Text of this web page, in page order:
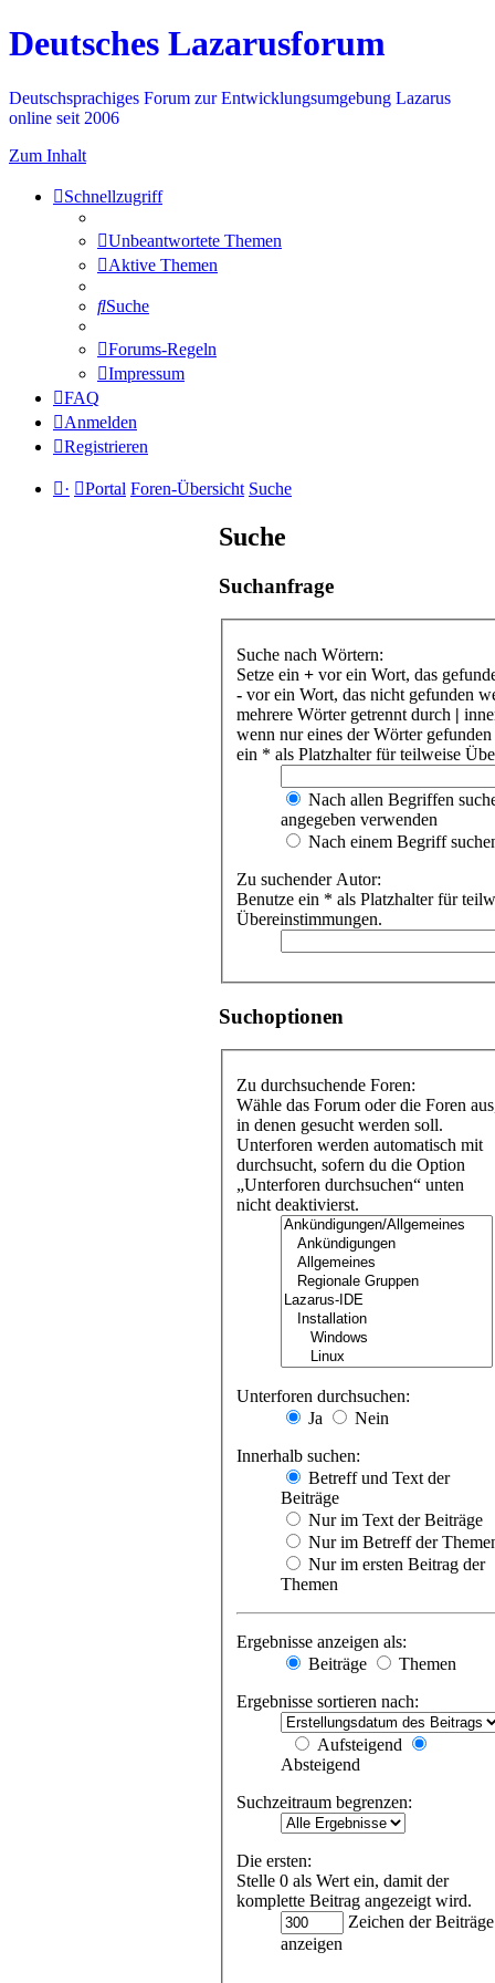
Deutsches Lazarusforum
Deutschsprachiges Forum zur Entwicklungsumgebung Lazarus
online seit 2006
Zum Inhalt
Schnellzugriff
Unbeantwortete Themen
Aktive Themen
Suche
Forums-Regeln
Impressum
FAQ
Anmelden
Registrieren
· Portal Foren-Übersicht Suche
Suche
Suchanfrage
Suche nach Wörtern:
Setze ein + vor ein Wort, das
- vor ein Wort, das nicht gefunden
mehrere Wörter getrennt durch |
wenn nur eines der Wörter
ein * als Platzhalter für teilweise
Nach allen Begriffen
angegeben verwenden
Nach einem Begriff
Zu suchender Autor:
Benutze ein * als Platzhalter für
Übereinstimmungen.
Suchoptionen
Zu durchsuchende Foren:
Wähle das Forum oder die Foren
in denen gesucht werden soll.
Unterforen werden automatisch mit
durchsucht, sofern du die Option
„Unterforen durchsuchen“ unten
nicht deaktivierst.
Unterforen durchsuchen:
Ja
Nein
Innerhalb suchen:
Betreff und Text der
Beiträge
Nur im Text der Beiträge
Nur im Betreff der
Nur im ersten Beitrag der
Themen
Ergebnisse anzeigen als:
Beiträge
Themen
Ergebnisse sortieren nach:
Aufsteigend
Absteigend
Suchzeitraum begrenzen:
Die ersten:
Stelle 0 als Wert ein, damit der
komplette Beitrag angezeigt wird.
Zeichen der Beiträge
anzeigen